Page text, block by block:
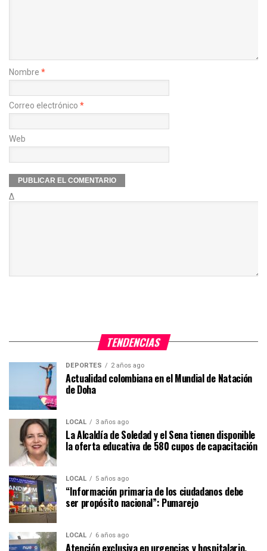
Nombre *
Correo electrónico *
Web
Δ
TENDENCIAS
DEPORTES 2 años ago
Actualidad colombiana en el Mundial de Natación
de Doha
LOCAL 3 años ago
La Alcaldía de Soledad y el Sena tienen disponible
la oferta educativa de 580 cupos de capacitación
LOCAL 5 años ago
“Información primaria de los ciudadanos debe
ser propósito nacional”: Pumarejo
LOCAL 6 años ago
Atención exclusiva en urgencias y hospitalario,